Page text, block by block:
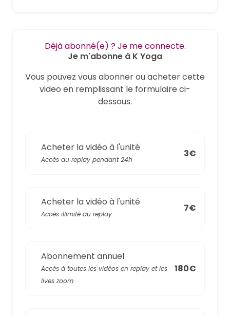
Déjà abonné(e) ? Je me connecte.
Je m'abonne à K Yoga
Vous pouvez vous abonner ou acheter cette
video en remplissant le formulaire ci-
dessous.
Acheter la vidéo à l'unité
Accès au replay pendant 24h
3€
Acheter la vidéo à l'unité
Accès illimité au replay
7€
Abonnement annuel
Accès à toutes les vidéos en replay et les
lives zoom
180€